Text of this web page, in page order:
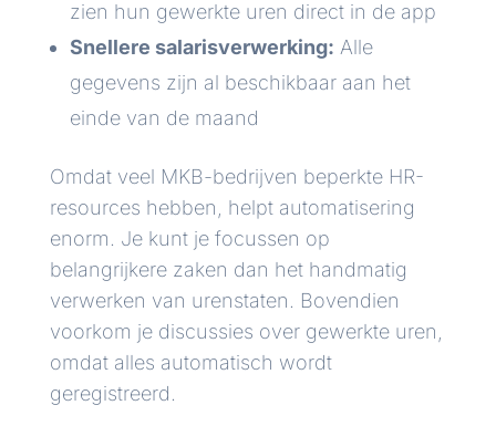
zien hun gewerkte uren direct in de app
Snellere salarisverwerking: Alle
gegevens zijn al beschikbaar aan het
einde van de maand
Omdat veel MKB-bedrijven beperkte HR-
resources hebben, helpt automatisering
enorm. Je kunt je focussen op
belangrijkere zaken dan het handmatig
verwerken van urenstaten. Bovendien
voorkom je discussies over gewerkte uren,
omdat alles automatisch wordt
geregistreerd.